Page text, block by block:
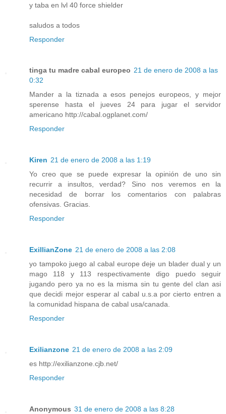
y taba en lvl 40 force shielder
saludos a todos
Responder
tinga tu madre cabal europeo 21 de enero de 2008 a las
0:32
Mander a la tiznada a esos penejos europeos, y mejor
sperense hasta el jueves 24 para jugar el servidor
americano http://cabal.ogplanet.com/
Responder
Kiren 21 de enero de 2008 a las 1:19
Yo creo que se puede expresar la opinión de uno sin
recurrir a insultos, verdad? Sino nos veremos en la
necesidad de borrar los comentarios con palabras
ofensivas. Gracias.
Responder
ExillianZone 21 de enero de 2008 a las 2:08
yo tampoko juego al cabal europe deje un blader dual y un
mago 118 y 113 respectivamente digo puedo seguir
jugando pero ya no es la misma sin tu gente del clan asi
que decidi mejor esperar al cabal u.s.a por cierto entren a
la comunidad hispana de cabal usa/canada.
Responder
Exilianzone 21 de enero de 2008 a las 2:09
es http://exilianzone.cjb.net/
Responder
Anonymous 31 de enero de 2008 a las 8:28